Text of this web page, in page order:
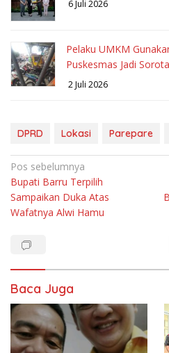
6 Juli 2026
Pelaku UMKM
Puskesmas Jadi
2 Juli 2026
DPRD Lokasi Parepare
Navigasi
pos
Pos sebelumnya
Bupati Barru Terpilih
Sampaikan Duka Atas
Wafatnya Alwi Hamu
Baca Juga